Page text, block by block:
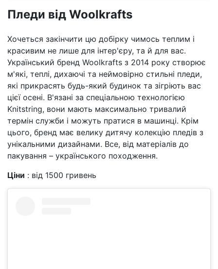
Пледи від Woolkrafts
Хочеться закінчити цю добірку чимось теплим і
красивим не лише для інтер'єру, та й для вас.
Український бренд Woolkrafts з 2014 року створює
м'які, теплі, дихаючі та неймовірно стильні пледи,
які прикрасять будь-який будинок та зігріють вас
цієї осені. В'язані за спеціальною технологією
Knitstring, вони мають максимально тривалий
термін служби і можуть пратися в машинці. Крім
цього, бренд має велику дитячу колекцію пледів з
унікальними дизайнами. Все, від матеріалів до
пакування – українського походження.
Ціни : від 1500 гривень